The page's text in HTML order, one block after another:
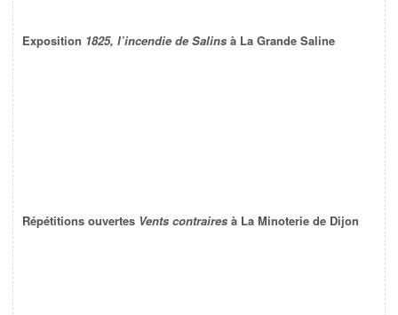
Exposition 1825, l’incendie de Salins à La Grande Saline
Répétitions ouvertes Vents contraires à La Minoterie de Dijon